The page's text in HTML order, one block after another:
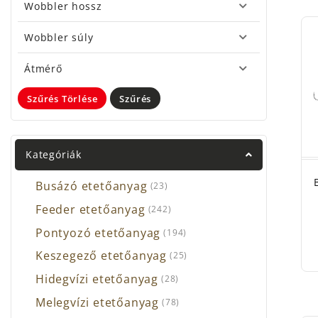
Wobbler hossz
Wobbler súly
Átmérő
Szűrés Törlése Szűrés
Kategóriák
Busázó etetőanyag (23)
Feeder etetőanyag (242)
Pontyozó etetőanyag (194)
Keszegező etetőanyag (25)
Hidegvízi etetőanyag (28)
Melegvízi etetőanyag (78)
és